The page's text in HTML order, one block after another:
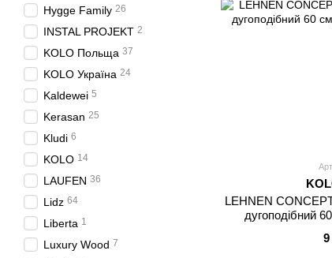
LEHNEN
дугоподібний
9
Hygge Family 26
INSTAL PROJEKT 2
KOLO Польща 37
KOLO Україна 24
Kaldewei 5
Kerasan 25
Kludi 6
KOLO 14
LAUFEN 36
Lidz 64
Liberta 1
Luxury Wood 7